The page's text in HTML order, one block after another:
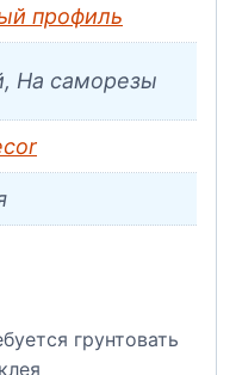
профиль
На саморезы
грунтовать